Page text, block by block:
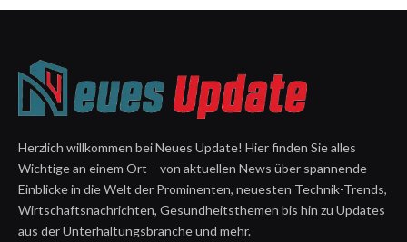
Herzlich willkommen bei Neues Update! Hier finden Sie alles
Wichtige an einem Ort – von aktuellen News über spannende
Einblicke in die Welt der Prominenten, neuesten Technik-Trends,
Wirtschaftsnachrichten, Gesundheitsthemen bis hin zu Updates
aus der Unterhaltungsbranche und mehr.